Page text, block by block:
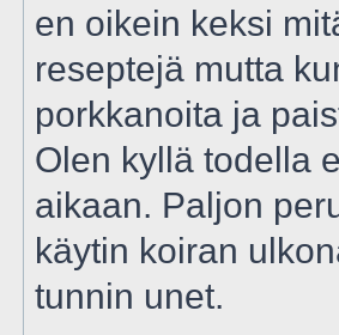
en oikein keksi
reseptejä mutta
porkkanoita ja
Olen kyllä todella
aikaan. Paljon
käytin koiran
tunnin unet.